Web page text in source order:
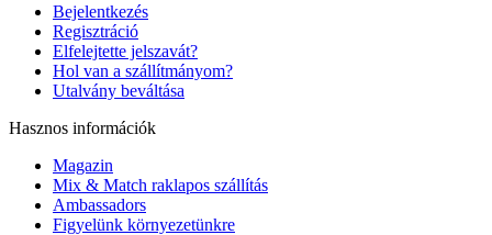
Bejelentkezés
Regisztráció
Elfelejtette jelszavát?
Hol van a szállítmányom?
Utalvány beváltása
Hasznos információk
Magazin
Mix & Match raklapos szállítás
Ambassadors
Figyelünk környezetünkre